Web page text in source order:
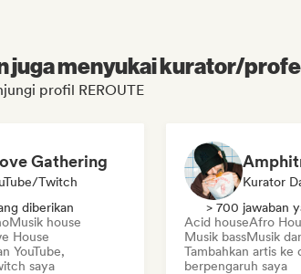
juga menyukai kurator/
profil REROUTE
Gathering
Twitch
diberikan
Musik house
House
YouTube,
saya
Kurator
> 700 jawaban
Acid houseAfro
Musik bassMusik
Tambahkan artis ke
berpengaruh saya